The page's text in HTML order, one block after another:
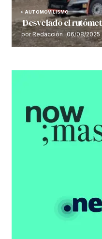
AUTOMOVILISMO
Desvelado el
por Redacción 06/08/2025